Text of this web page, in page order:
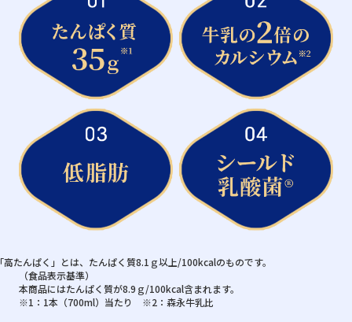
高たんぱく」とは、たんぱく質8.1ｇ以上/100kcalのものです。
（食品表示基準）
本商品にはたんぱく質が8.9ｇ/100kcal含まれます。
※1：1本（700ml）当たり ※2：森永牛乳比